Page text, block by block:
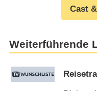
Cast
Weiterführende